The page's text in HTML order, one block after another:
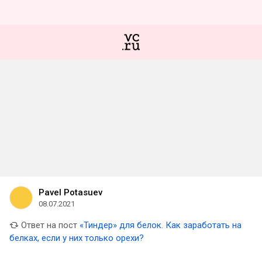
Pavel Potasuev
08.07.2021
Ответ на пост «Тиндер» для белок. Как заработать на
белках, если у них только орехи?